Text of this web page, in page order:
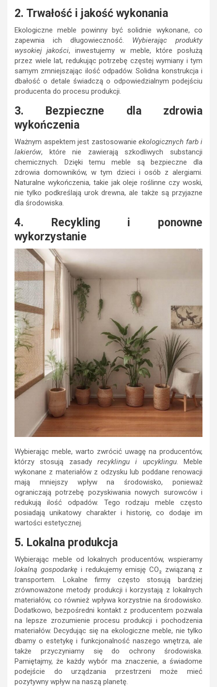
2. Trwałość i jakość wykonania
Ekologiczne meble powinny być solidnie wykonane, co
zapewnia ich długowieczność. Wybierając produkty
wysokiej jakości, inwestujemy w meble, które posłużą
przez wiele lat, redukując potrzebę częstej wymiany i tym
samym zmniejszając ilość odpadów. Solidna konstrukcja i
dbałość o detale świadczą o odpowiedzialnym podejściu
producenta do procesu produkcji.
3. Bezpieczne dla zdrowia
wykończenia
Ważnym aspektem jest zastosowanie ekologicznych farb i
lakierów, które nie zawierają szkodliwych substancji
chemicznych. Dzięki temu meble są bezpieczne dla
zdrowia domowników, w tym dzieci i osób z alergiami.
Naturalne wykończenia, takie jak oleje roślinne czy woski,
nie tylko podkreślają urok drewna, ale także są przyjazne
dla środowiska.
4. Recykling i ponowne
wykorzystanie
Wybierając meble, warto zwrócić uwagę na producentów,
którzy stosują zasady recyklingu i upcyklingu. Meble
wykonane z materiałów z odzysku lub poddane renowacji
mają mniejszy wpływ na środowisko, ponieważ
ograniczają potrzebę pozyskiwania nowych surowców i
redukują ilość odpadów. Tego rodzaju meble często
posiadają unikatowy charakter i historię, co dodaje im
wartości estetycznej.
5. Lokalna produkcja
Wybierając meble od lokalnych producentów, wspieramy
lokalną gospodarkę i redukujemy emisję CO₂ związaną z
transportem. Lokalne firmy często stosują bardziej
zrównoważone metody produkcji i korzystają z lokalnych
materiałów, co również wpływa korzystnie na środowisko.
Dodatkowo, bezpośredni kontakt z producentem pozwala
na lepsze zrozumienie procesu produkcji i pochodzenia
materiałów. Decydując się na ekologiczne meble, nie tylko
dbamy o estetykę i funkcjonalność naszego wnętrza, ale
także przyczyniamy się do ochrony środowiska.
Pamiętajmy, że każdy wybór ma znaczenie, a świadome
podejście do urządzania przestrzeni może mieć
pozytywny wpływ na naszą planetę.